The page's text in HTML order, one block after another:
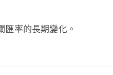
匯率的長期變化。